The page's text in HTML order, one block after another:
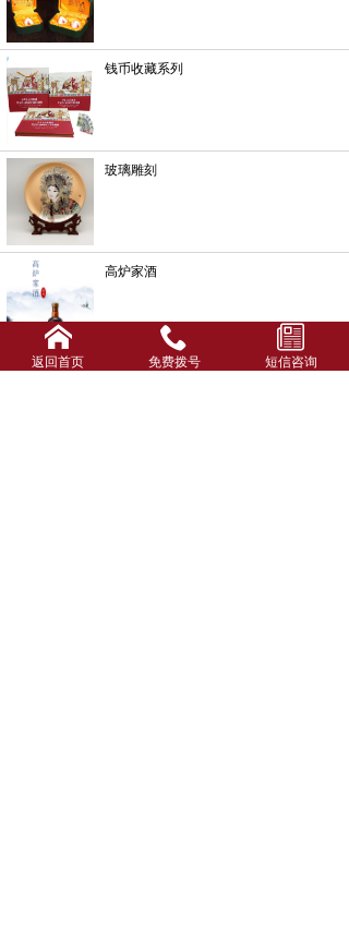
钱币收藏系列
玻璃雕刻
高炉家酒
酒箱酒盒系列
返回首页 免费拨号 短信咨询